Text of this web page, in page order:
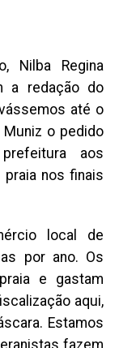
Nilba Regina
a redação do
até o
o pedido
aos
nos finais
local de
por ano. Os
e gastam
aqui,
Estamos